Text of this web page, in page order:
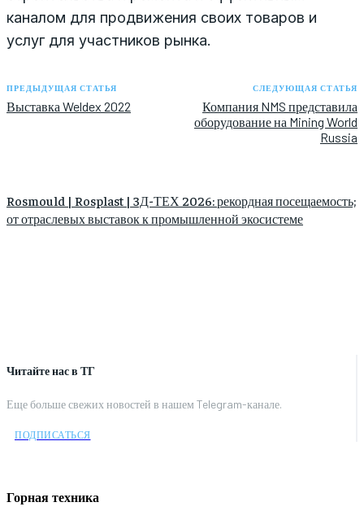
Читайте нас в ТГ
Еще больше свежих новостей в нашем Telegram-канале.
ПОДПИСАТЬСЯ
Горная техника
каналом для продвижения своих товаров и
услуг для участников рынка.
ПРЕДЫДУЩАЯ СТАТЬЯ
Выставка Weldex 2022
СЛЕДУЮЩАЯ СТАТЬЯ
Компания NMS представила
оборудование на Mining World
Russia
Rosmould | Rosplast | 3Д-ТЕХ 2026: рекордная посещаемость;
от отраслевых выставок к промышленной экосистеме